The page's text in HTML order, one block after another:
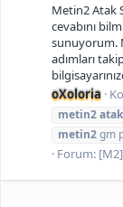
Metin2 Atak
cevabını
sunuyorum.
adımları
oXoloria
metin2atak
metin2gm
Forum: